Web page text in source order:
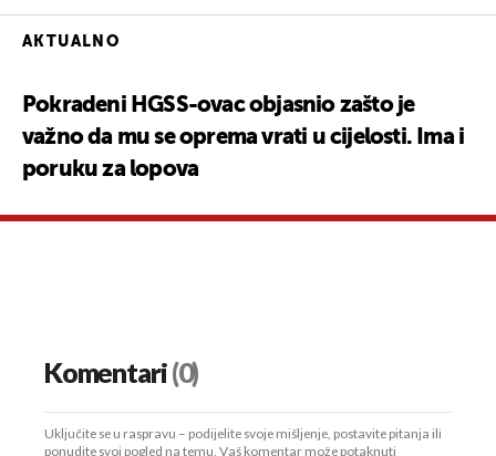
AKTUALNO
Pokradeni HGSS-ovac objasnio zašto je
važno da mu se oprema vrati u cijelosti. Ima i
poruku za lopova
Komentari(0)
Uključite se u raspravu – podijelite svoje mišljenje, postavite pitanja ili
ponudite svoj pogled na temu. Vaš komentar može potaknuti